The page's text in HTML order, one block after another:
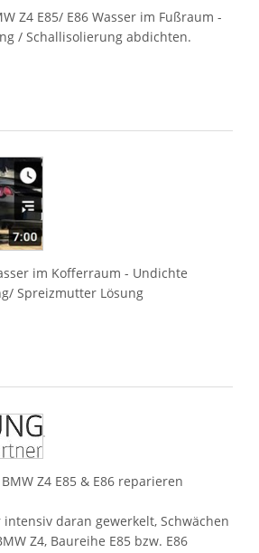
Z4 E85/ E86 Wasser im Fußraum -
/ Schallisolierung abdichten.
im Kofferraum - Undichte
Spreizmutter Lösung
Z4 E85 & E86 reparieren
daran gewerkelt, Schwächen
Z4, Baureihe E85 bzw. E86